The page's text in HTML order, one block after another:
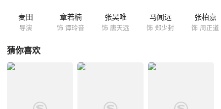
麦田
导演
章若楠
饰 谭玲音
张昊唯
饰 唐天远
马闻远
饰 郑少封
张柏嘉
饰 周正道
猜你喜欢